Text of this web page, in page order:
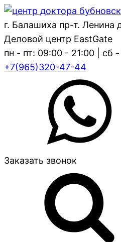
г. Балашиха пр-т. Ленина
Деловой центр EastGate
пн - пт: 09:00 - 21:00 | сб
+7(965)320-47-44
Заказать звонок